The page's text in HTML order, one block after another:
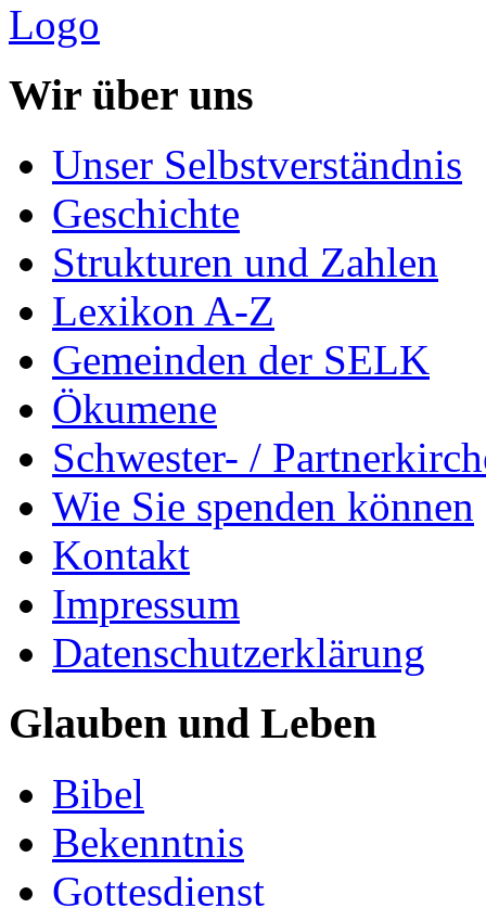
Wir über uns
Unser Selbstverständnis
Geschichte
Strukturen und Zahlen
Lexikon A-Z
Gemeinden der SELK
Ökumene
Schwester- /
Wie Sie spenden können
Kontakt
Impressum
Datenschutzerklärung
Glauben und Leben
Bibel
Bekenntnis
Gottesdienst